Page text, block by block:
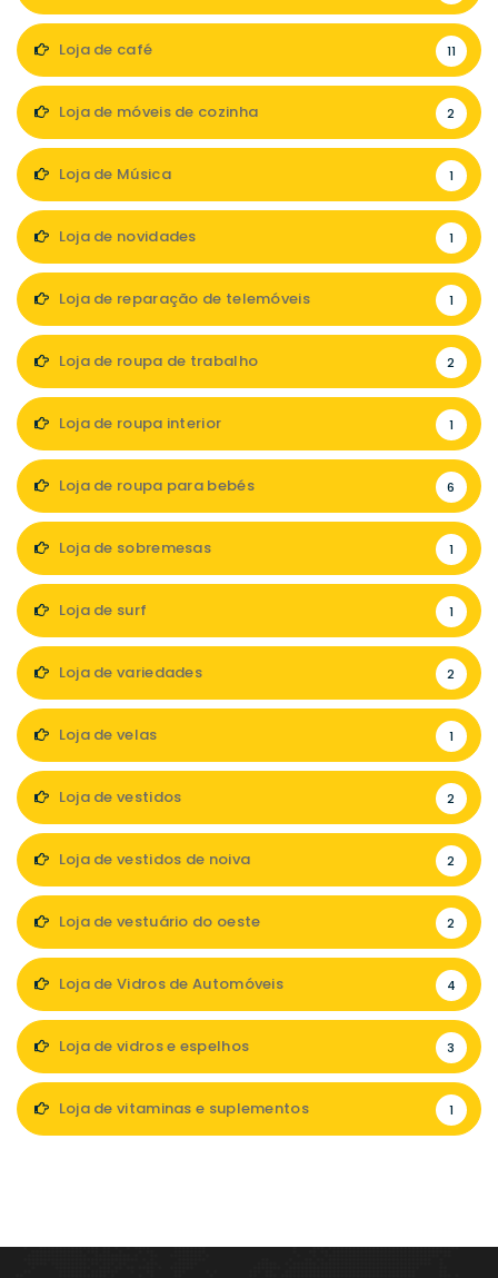
Loja de café 11
Loja de móveis de cozinha 2
Loja de Música 1
Loja de novidades 1
Loja de reparação de telemóveis 1
Loja de roupa de trabalho 2
Loja de roupa interior 1
Loja de roupa para bebés 6
Loja de sobremesas 1
Loja de surf 1
Loja de variedades 2
Loja de velas 1
Loja de vestidos 2
Loja de vestidos de noiva 2
Loja de vestuário do oeste 2
Loja de Vidros de Automóveis 4
Loja de vidros e espelhos 3
Loja de vitaminas e suplementos 1